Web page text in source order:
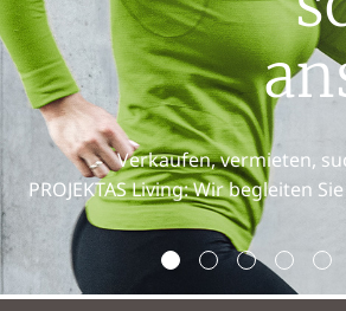
Verkaufen, vermieten,
PROJEKTAS Living: Wir begleiten